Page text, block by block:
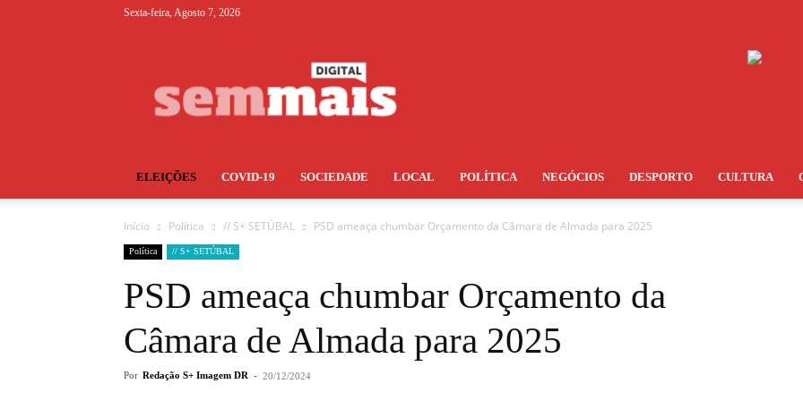
Sexta-feira, Agosto 7, 2026
ELEIÇÕES COVID-19 SOCIEDADE LOCAL POLÍTICA NEGÓCIOS DESPORTO CULTURA
Início Política // S+ SETÚBAL PSD ameaça chumbar Orçamento da Câmara de Almada para 2025
Política // S+ SETÚBAL
PSD ameaça chumbar Orçamento da
Câmara de Almada para 2025
Por Redação S+ Imagem DR - 20/12/2024